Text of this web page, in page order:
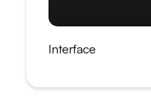
Interface